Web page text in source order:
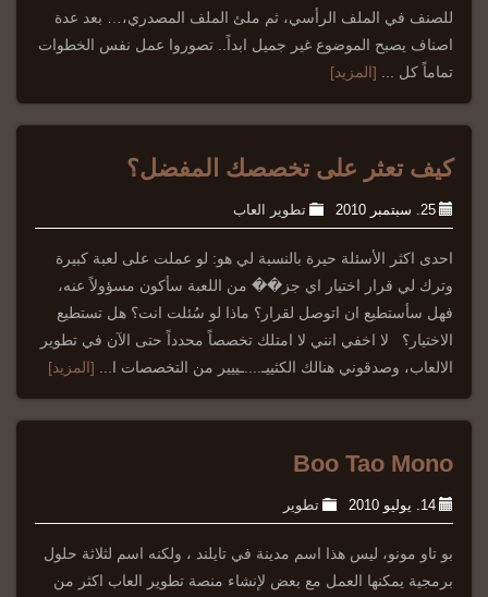
للصنف في الملف الرأسي، ثم ملئ الملف المصدري،… بعد عدة
اصناف يصبح الموضوع غير جميل ابداً.. تصوروا عمل نفس الخطوات
تماماً كل ... [المزيد]
كيف تعثر على تخصصك المفضل؟
25. سبتمبر 2010 تطوير العاب
احدى اكثر الأسئلة حيرة بالنسبة لي هو: لو عملت على لعبة كبيرة
وترك لي قرار اختيار اي جز�� من اللعبة سأكون مسؤولاً عنه،
فهل سأستطيع ان اتوصل لقرار؟ ماذا لو سُئلت انت؟ هل تستطيع
الاختيار؟ لا اخفي انني لا امتلك تخصصاً محدداً حتى الآن في تطوير
الالعاب، وصدقوني هنالك الكثييـ....ـييير من التخصصات ا... [المزيد]
Boo Tao Mono
14. يوليو 2010 تطوير
بو تاو مونو، ليس هذا اسم مدينة في تايلند ، ولكنه اسم لثلاثة حلول
برمجية يمكنها العمل مع بعض لإنشاء منصة تطوير العاب اكثر من